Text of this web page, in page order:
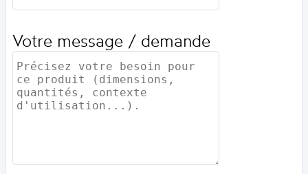
Votre message / demande